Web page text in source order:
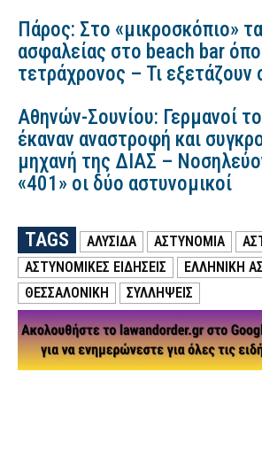
Πάρος: Στο «μικροσκόπιο»
ασφαλείας στο beach bar
τετράχρονος – Τι εξετάζουν
Αθηνών-Σουνίου: Γερμανοί
έκαναν αναστροφή και
μηχανή της ΔΙΑΣ –
«401» οι δύο αστυνομικοί
TAGS ΑΛΥΣΙΔΑ ΑΣΤΥΝΟΜΙΑ
ΑΣΤΥΝΟΜΙΚΕΣ ΕΙΔΗΣΕΙΣ
ΕΛΛΗΝΙΚΗ
ΘΕΣΣΑΛΟΝΙΚΗ
ΣΥΛΛΗΨΕΙΣ